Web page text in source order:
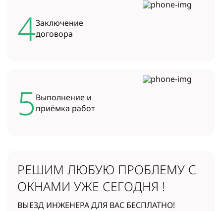
4Заключение
договора
5Выполнение и
приёмка работ
РЕШИМ ЛЮБУЮ ПРОБЛЕМУ С
ОКНАМИ УЖЕ СЕГОДНЯ !
ВЫЕЗД ИНЖЕНЕРА ДЛЯ ВАС БЕСПЛАТНО!